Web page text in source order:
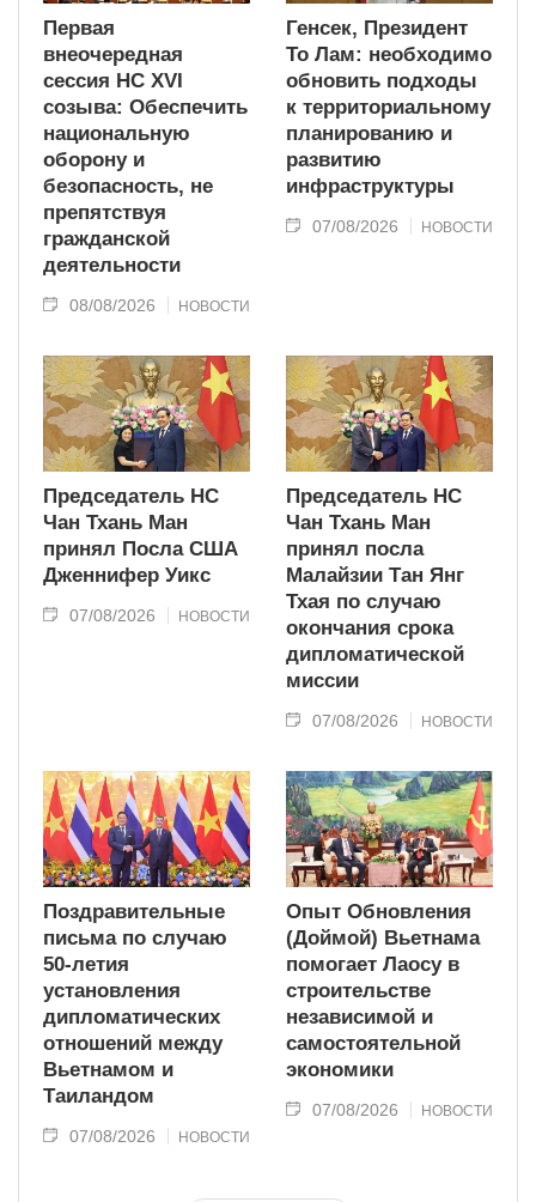
Первая
внеочередная
сессия НС XVI
созыва: Обеспечить
национальную
оборону и
безопасность, не
препятствуя
гражданской
деятельности
08/08/2026 НОВОСТИ
Генсек, Президент
То Лам: необходимо
обновить подходы
к территориальному
планированию и
развитию
инфраструктуры
07/08/2026 НОВОСТИ
Председатель НС
Чан Тхань Ман
принял Посла США
Дженнифер Уикс
07/08/2026 НОВОСТИ
Председатель НС
Чан Тхань Ман
принял посла
Малайзии Тан Янг
Тхая по случаю
окончания срока
дипломатической
миссии
07/08/2026 НОВОСТИ
Поздравительные
письма по случаю
50-летия
установления
дипломатических
отношений между
Вьетнамом и
Таиландом
07/08/2026 НОВОСТИ
Опыт Обновления
(Доймой) Вьетнама
помогает Лаосу в
строительстве
независимой и
самостоятельной
экономики
07/08/2026 НОВОСТИ